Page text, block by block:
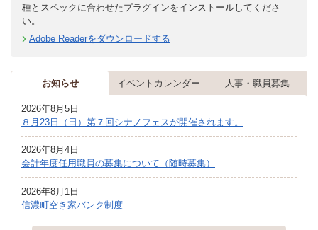
種とスペックに合わせたプラグインをインストールしてくださ
い。
Adobe Readerをダウンロードする
お知らせ イベントカレンダー 人事・職員募集
2026年8月5日
８月23日（日）第７回シナノフェスが開催されます。
2026年8月4日
会計年度任用職員の募集について（随時募集）
2026年8月1日
信濃町空き家バンク制度